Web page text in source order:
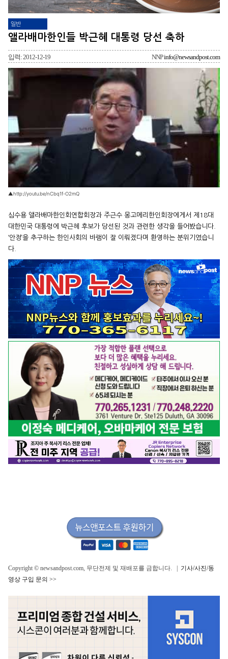
일반
앨라배마한인들 박근혜 대통령 당선 축하
입력: 2012-12-19 NNPinfo@newsandpost.com
▲http://youtu.be/nCbq1f-O2mQ
심수용 앨라배마한인회연합회장과 주근수 몽고메리한인회장에게서 제18대
대한민국 대통령에 박근혜 후보가 당선된 것과 관련한 생각을 들어봤습니다.
‘안정’을 추구하는 한인사회의 바램이 잘 이뤄졌다며 환영하는 분위기였습니
다.
Copyright © newsandpost.com, 무단전제 및 재배포를 금합니다. | 기사/사진/동
영상 구입 문의 >>